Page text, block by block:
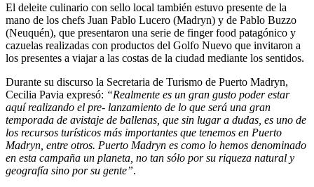
El deleite culinario con sello local también estuvo presente de la
mano de los chefs Juan Pablo Lucero (Madryn) y de Pablo Buzzo
(Neuquén), que presentaron una serie de finger food patagónico y
cazuelas realizadas con productos del Golfo Nuevo que invitaron a
los presentes a viajar a las costas de la ciudad mediante los sentidos.
Durante su discurso la Secretaria de Turismo de Puerto Madryn,
Cecilia Pavia expresó: “Realmente es un gran gusto poder estar
aquí realizando el pre- lanzamiento de lo que será una gran
temporada de avistaje de ballenas, que sin lugar a dudas, es uno de
los recursos turísticos más importantes que tenemos en Puerto
Madryn, entre otros. Puerto Madryn es como lo hemos denominado
en esta campaña un planeta, no tan sólo por su riqueza natural y
geografía sino por su gente”.